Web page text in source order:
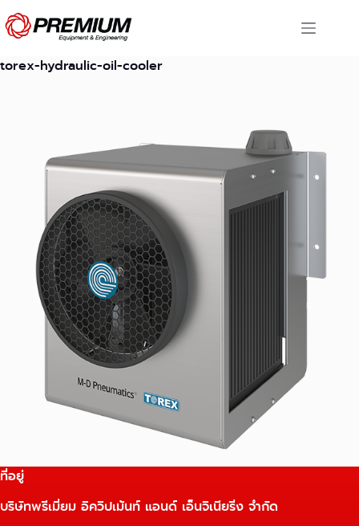
Skip
to
content
torex-hydraulic-oil-cooler
ที่อยู่
บริษัทพรีเมี่ยม อิควิปเม้นท์ แอนด์ เอ็นจิเนียริ่ง จำกัด